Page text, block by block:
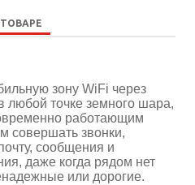
зону WiFi через
любой точке земного шара,
работающим
совершать звонки,
сообщения и
даже когда рядом нет
или дорогие.